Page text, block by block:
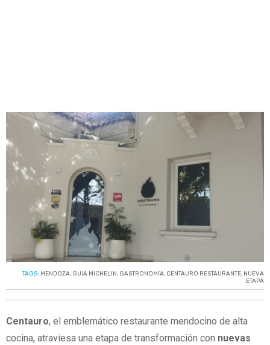
TAGS: MENDOZA, GUíA MICHELIN, GASTRONOMíA, CENTAURO RESTAURANTE, NUEVA
ETAPA
Centauro, el emblemático restaurante mendocino de alta
cocina, atraviesa una etapa de transformación con nuevas